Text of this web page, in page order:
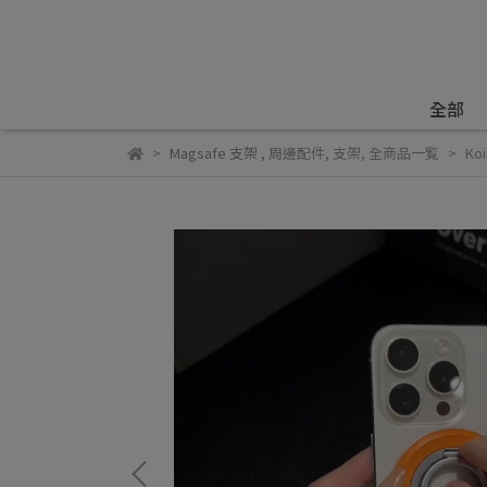
全部
Magsafe 支架 , 周邊配件, 支架, 全商品一覧